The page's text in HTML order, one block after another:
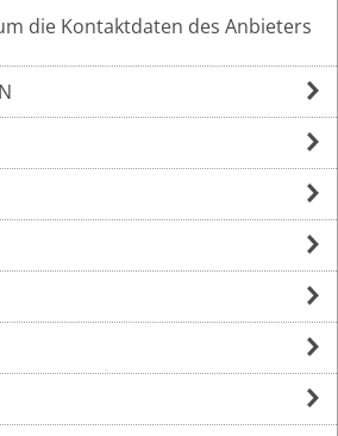
die Kontaktdaten des Anbieters